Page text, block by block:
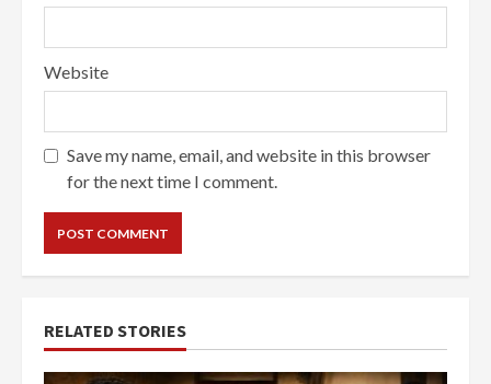
Website
Save my name, email, and website in this browser
for the next time I comment.
RELATED STORIES